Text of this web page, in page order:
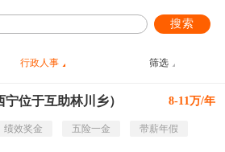
搜索
行政人事 筛选
位于互助林川乡） 8-11万/年
绩效奖金 五险一金
带薪年假